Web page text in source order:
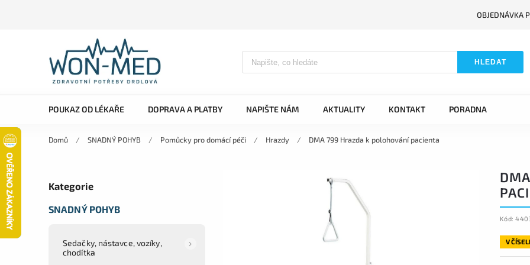
OBJEDNÁVKA
HLEDAT
POUKAZ OD LÉKAŘE DOPRAVA A PLATBY NAPIŠTE NÁM AKTUALITY KONTAKT PORADNA
Domů / SNADNÝ POHYB / Pomůcky pro domácí péči / Hrazdy / DMA 799 Hrazda k polohování pacienta
Kategorie
SNADNÝ POHYB
Sedačky, nástavce, vozíky,
chodítka
Kód:
V